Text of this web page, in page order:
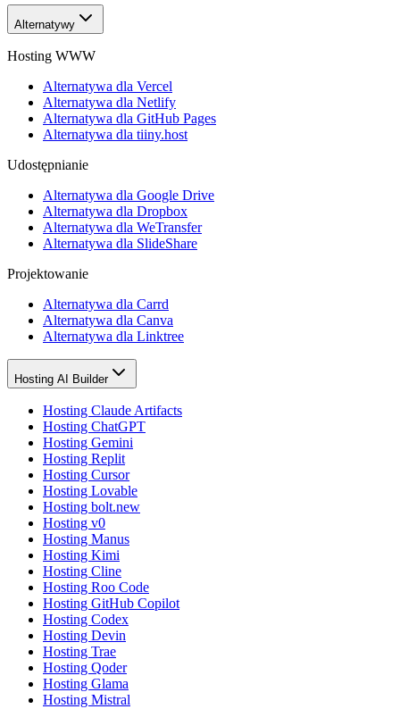
Alternatywy
Hosting WWW
Alternatywa dla Vercel
Alternatywa dla Netlify
Alternatywa dla GitHub Pages
Alternatywa dla tiiny.host
Udostępnianie
Alternatywa dla Google Drive
Alternatywa dla Dropbox
Alternatywa dla WeTransfer
Alternatywa dla SlideShare
Projektowanie
Alternatywa dla Carrd
Alternatywa dla Canva
Alternatywa dla Linktree
Hosting AI Builder
Hosting Claude Artifacts
Hosting ChatGPT
Hosting Gemini
Hosting Replit
Hosting Cursor
Hosting Lovable
Hosting bolt.new
Hosting v0
Hosting Manus
Hosting Kimi
Hosting Cline
Hosting Roo Code
Hosting GitHub Copilot
Hosting Codex
Hosting Devin
Hosting Trae
Hosting Qoder
Hosting Glama
Hosting Mistral